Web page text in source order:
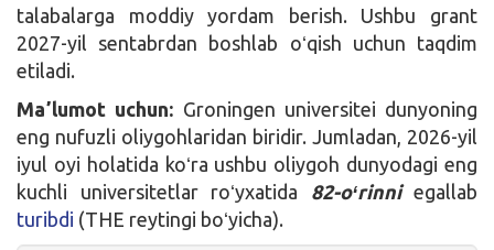
talabalarga moddiy yordam berish. Ushbu grant
2027-yil sentabrdan boshlab oʻqish uchun taqdim
etiladi.
Maʼlumot uchun: Groningen universitei dunyoning
eng nufuzli oliygohlaridan biridir. Jumladan, 2026-yil
iyul oyi holatida koʻra ushbu oliygoh dunyodagi eng
kuchli universitetlar roʻyxatida 82-oʻrinniegallab
turibdi (THE reytingi boʻyicha).